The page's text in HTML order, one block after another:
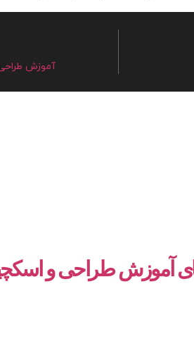
آموزش
آموزش طراحی و